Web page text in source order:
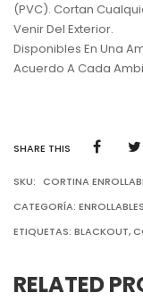
(PVC). Cortan
Venir Del Exterior.
Disponibles En Una
Acuerdo A Cada
SHARE THIS
SKU: CORTINA
CATEGORÍA:
ETIQUETAS: BLACKOUT,
RELATED